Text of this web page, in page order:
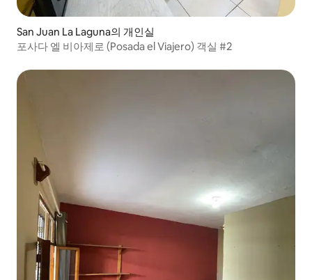
San Juan La Laguna의 개인실
포사다 엘 비아제로 (Posada el Viajero) 객실 #2